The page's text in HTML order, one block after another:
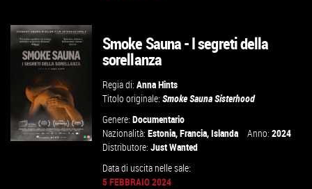
GUARDA IL TRAILER
VAI ALLA SCHEDA
Smoke Sauna - I segreti della
sorellanza
Regia di:Anna Hints
Titolo originale:Smoke Sauna Sisterhood
Genere:Documentario
Nazionalità:Estonia,Francia,Islanda Anno:2024
Distributore:Just Wanted
Data di uscita nelle sale:
5 FEBBRAIO 2024